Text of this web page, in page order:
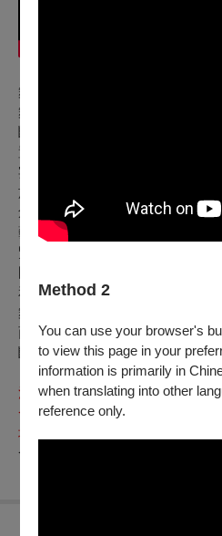
Method 2
You can use your browser's
to view this page in your
information is primarily in
when translating into other
reference only.
舞鈴劇場 Diabolo Dance Theatre
舞鈴劇場成立於一九八六年，以
斷延展創作領域，融合神話、音
置、民俗特技、多媒體等元素，
宴。舞鈴豐富的表現方式、充沛
族群、年齡、文化疆界，得到觀
創團至今巡迴演出超過三千場，
藝術節與劇場的常客。從臺灣出
覽會、纽约林肯中心、加拿大蜂
國家劇院及亞洲許多藝術節，舞
和不同族群的觀眾交流，屢屢獲
舞鈴劇場藉由如夢似幻的舞臺情
面對生命的熱情和勇氣。舞鈴劇
斷的自我淬煉，帶給觀眾難以忘
注意事項：
❊
演出開始前10分鐘（下午場
場，票券視同作廢供現場候補入場
❊主辦單位保留節目異動權及解釋